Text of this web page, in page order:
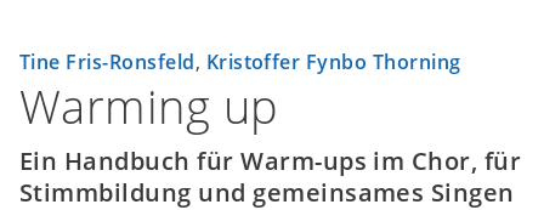
Tine Fris-Ronsfeld, Kristoffer Fynbo Thorning
Warming up
Ein Handbuch für Warm-ups im Chor, für
Stimmbildung und gemeinsames Singen